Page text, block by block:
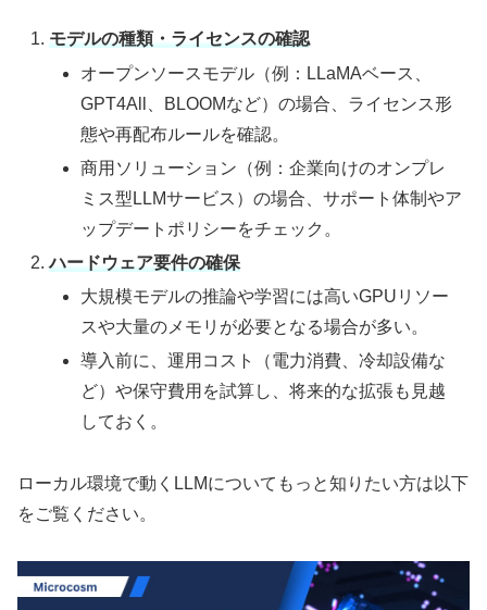
モデルの種類・ライセンスの確認
オープンソースモデル（例：LLaMAベース、
GPT4All、BLOOMなど）の場合、ライセンス形
態や再配布ルールを確認。
商用ソリューション（例：企業向けのオンプレ
ミス型LLMサービス）の場合、サポート体制やア
ップデートポリシーをチェック。
ハードウェア要件の確保
大規模モデルの推論や学習には高いGPUリソー
スや大量のメモリが必要となる場合が多い。
導入前に、運用コスト（電力消費、冷却設備な
ど）や保守費用を試算し、将来的な拡張も見越
しておく。
ローカル環境で動くLLMについてもっと知りたい方は以下
をご覧ください。